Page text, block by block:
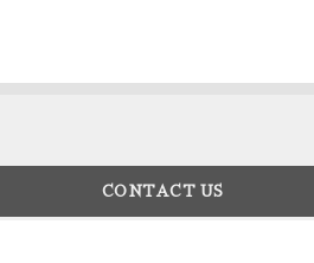
CONTACT US